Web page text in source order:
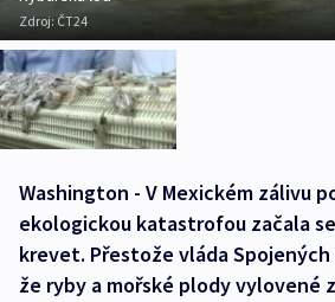
Zdroj: ČT24
Washington - V Mexickém zálivu
ekologickou katastrofou začala
krevet. Přestože vláda
že ryby a mořské plody vylovené